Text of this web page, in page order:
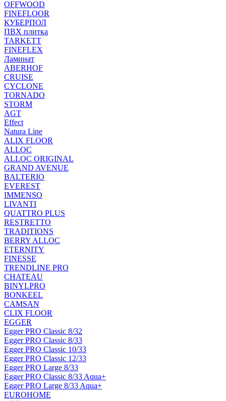
OFFWOOD
FINEFLOOR
КУБЕРПОЛ
ПВХ плитка
TARKETT
FINEFLEX
Ламинат
ABERHOF
CRUISE
CYCLONE
TORNADO
STORM
AGT
Effect
Natura Line
ALIX FLOOR
ALLOC
ALLOC ORIGINAL
GRAND AVENUE
BALTERIO
EVEREST
IMMENSO
LIVANTI
QUATTRO PLUS
RESTRETTO
TRADITIONS
BERRY ALLOC
ETERNITY
FINESSE
TRENDLINE PRO
CHATEAU
BINYLPRO
BONKEEL
CAMSAN
CLIX FLOOR
EGGER
Egger PRO Classic 8/32
Egger PRO Classic 8/33
Egger PRO Classic 10/33
Egger PRO Classic 12/33
Egger PRO Large 8/33
Egger PRO Classic 8/33 Aqua+
Egger PRO Large 8/33 Aqua+
EUROHOME